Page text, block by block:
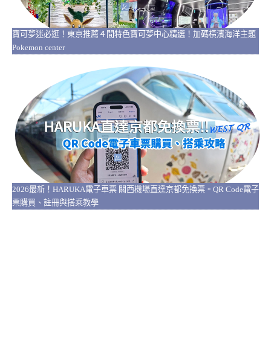
寶可夢迷必逛！東京推薦４間特色寶可夢中心精選！加碼橫濱海洋主題
Pokemon center
2026最新！HARUKA電子車票 關西機場直達京都免換票。QR Code電子
票購買、註冊與搭乘教學